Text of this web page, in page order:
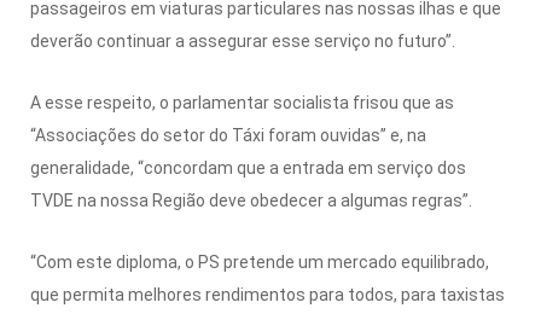
passageiros em viaturas particulares nas nossas ilhas e que
deverão continuar a assegurar esse serviço no futuro”.
A esse respeito, o parlamentar socialista frisou que as
“Associações do setor do Táxi foram ouvidas” e, na
generalidade, “concordam que a entrada em serviço dos
TVDE na nossa Região deve obedecer a algumas regras”.
“Com este diploma, o PS pretende um mercado equilibrado,
que permita melhores rendimentos para todos, para taxistas